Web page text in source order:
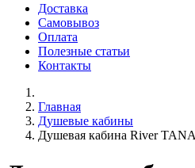
Доставка
Самовывоз
Оплата
Полезные статьи
Контакты
Главная
Душевые кабины
Душевая кабина River